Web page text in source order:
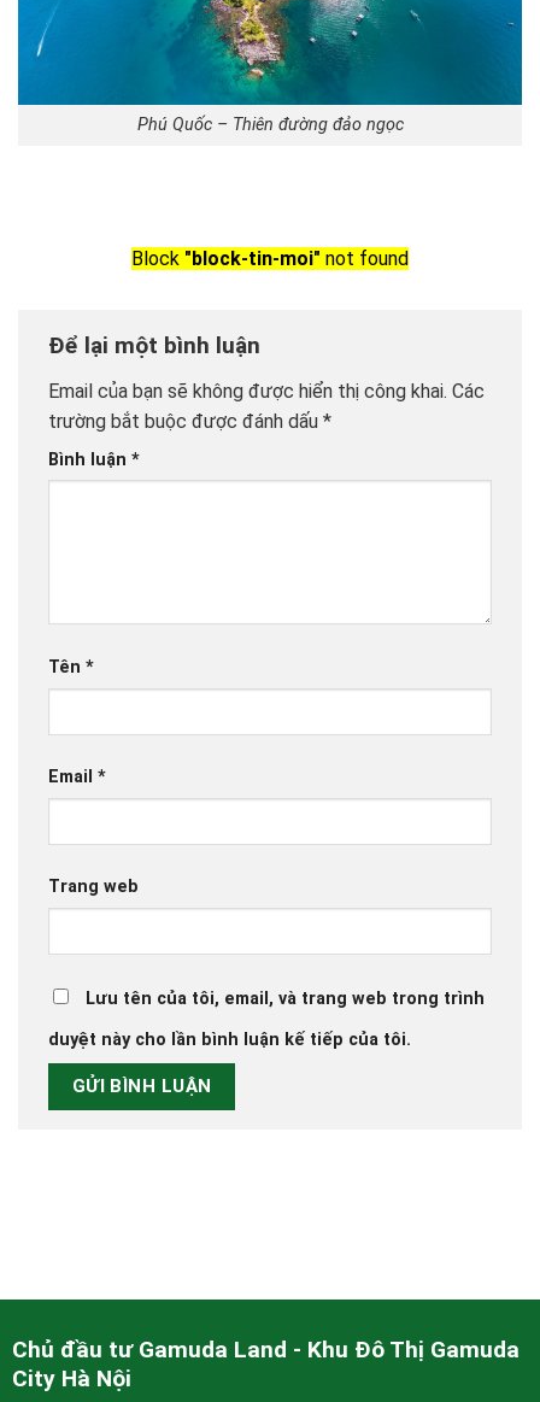
Phú Quốc – Thiên đường đảo ngọc
Block "block-tin-moi" not found
Để lại một bình luận
Email của bạn sẽ không được hiển thị công khai. Các
trường bắt buộc được đánh dấu *
Bình luận *
Tên *
Email *
Trang web
Lưu tên của tôi, email, và trang web trong trình
duyệt này cho lần bình luận kế tiếp của tôi.
Chủ đầu tư Gamuda Land - Khu Đô Thị Gamuda
City Hà Nội